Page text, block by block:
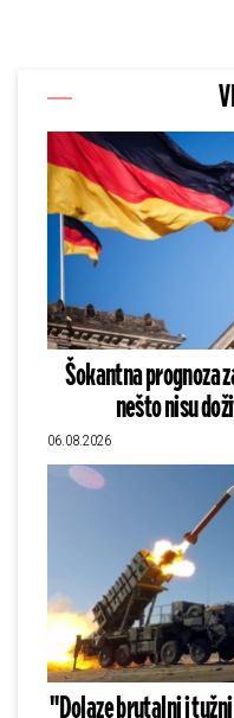
Šokantna prognoza
nešto nisu
06.08.2026
"Dolaze brutalni i